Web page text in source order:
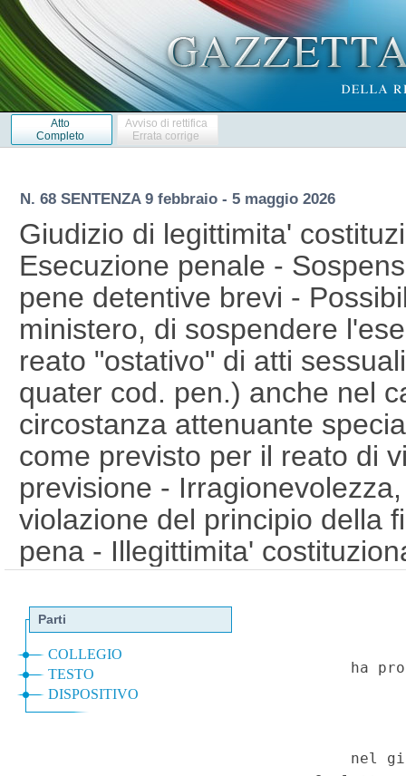
Atto
Completo
Avviso di rettifica
Errata corrige
N. 68 SENTENZA 9 febbraio - 5 maggio 2026
Giudizio di legittimita'
Esecuzione penale -
pene detentive brevi -
ministero, di sospendere
reato "ostativo" di atti
quater cod. pen.) anche nel
circostanza attenuante
come previsto per il reato di
previsione -
violazione del principio della
pena - Illegittimita'
luglio 1975, n. 354, art. 4-
Costituzione, artt. 3 e 27,
1aSerie Speciale - Corte
2026)